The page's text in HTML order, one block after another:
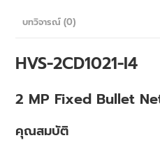
บทวิจารณ์ (0)
HVS-2CD1021-I4
2 MP Fixed Bullet
คุณสมบัติ